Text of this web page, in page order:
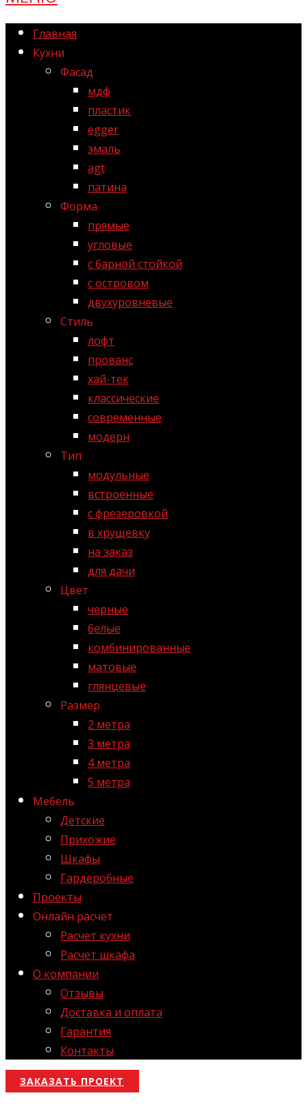
Главная
Кухни
Фасад
мдф
пластик
egger
эмаль
agt
патина
Форма
прямые
угловые
с барной стойкой
с островом
двухуровневые
Стиль
лофт
прованс
хай-тек
классические
современные
модерн
Тип
модульные
встроенные
с фрезеровкой
в хрущевку
на заказ
для дачи
Цвет
черные
белые
комбинированные
матовые
глянцевые
Размер
2 метра
3 метра
4 метра
5 метра
Мебель
Детские
Прихожие
Шкафы
Гардеробные
Проекты
Онлайн расчет
Расчет кухни
Расчет шкафа
О компании
Отзывы
Доставка и оплата
Гарантия
Контакты
ЗАКАЗАТЬ ПРОЕКТ